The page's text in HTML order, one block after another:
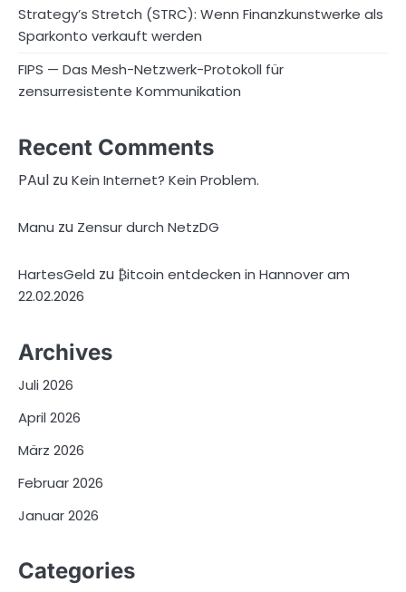
Strategy’s Stretch (STRC): Wenn Finanzkunstwerke als
Sparkonto verkauft werden
FIPS — Das Mesh-Netzwerk-Protokoll für
zensurresistente Kommunikation
Recent Comments
PAul zuKein Internet? Kein Problem.
Manu zu Zensur durch NetzDG
HartesGeld zu ₿itcoin entdecken in Hannover am
22.02.2026
Archives
Juli 2026
April 2026
März 2026
Februar 2026
Januar 2026
Categories